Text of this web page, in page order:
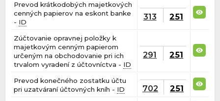
Prevod krátkodobých majetkových
cenných papierov na eskont banke
- ID
313 251
Zúčtovanie opravnej položky k
majetkovým cenným papierom
určeným na obchodovanie pri ich
trvalom vyradení z účtovníctva - ID
291 251
Prevod konečného zostatku účtu
pri uzatváraní účtovných kníh - ID 702 251